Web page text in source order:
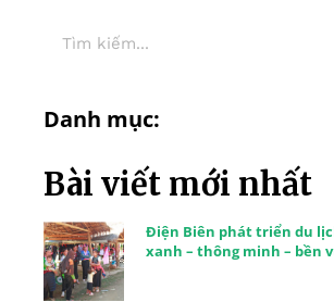
Danh mục:
Bài viết mới nhất
Điện Biên phát triển du
xanh – thông minh – bền